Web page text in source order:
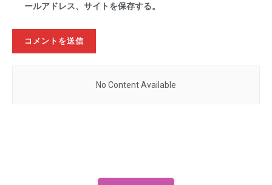
ールアドレス、サイトを保存する。
No Content Available